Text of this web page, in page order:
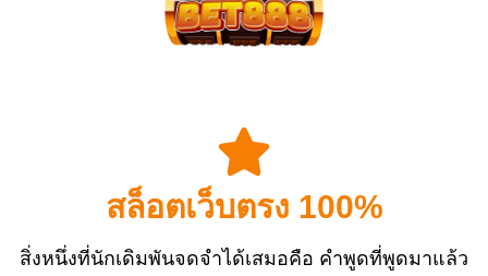
สล็อตเว็บตรง 100%
สิ่งหนึ่งที่นักเดิมพันจดจำได้เสมอคือ คำพูดที่พูดมาแล้ว